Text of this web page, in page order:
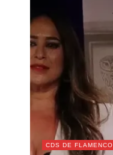
CDS DE FLAMENCO